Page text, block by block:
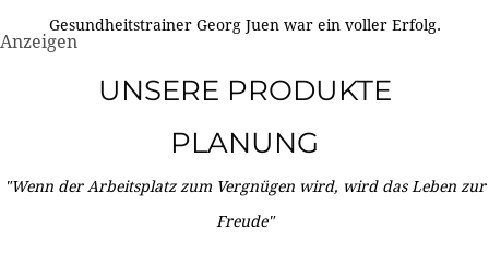
Gesundheitstrainer Georg Juen war ein voller Erfolg.
Anzeigen
UNSERE PRODUKTE
PLANUNG
"Wenn der Arbeitsplatz zum Vergnügen wird, wird das Leben zur
Freude"